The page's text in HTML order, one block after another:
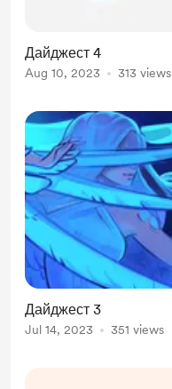
Дайджест 4
Aug 10, 2023 313 views
Дайджест 3
Jul 14, 2023 351 views